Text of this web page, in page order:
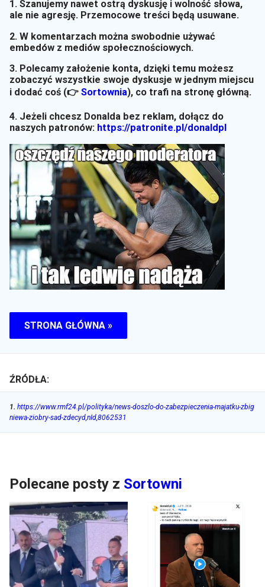
1. Szanujemy nawet ostrą dyskusję i wolność słowa,
ale nie agresję. Przemocowe treści będą usuwane.
2. W komentarzach można swobodnie używać
embedów z mediów społecznościowych.
3. Polecamy założenie konta, dzięki temu możesz
zobaczyć wszystkie swoje dyskusje w jednym miejscu
i dodać coś (👉 Sortownia), co trafi na stronę główną.
4. Jeżeli chcesz Donalda bez reklam, dołącz do
naszych patronów: https://patronite.pl/donaldpl
STRONA GŁÓWNA »
ŹRÓDŁA:
1. https://www.rmf24.pl/polityka/news-doszlo-do-zabezpieczenia-majatku-zbig
niewa-ziobry-sad-zdecyd,nId,8062531
Polecane posty z Sortowni